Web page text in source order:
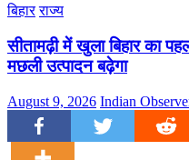
बिहार राज्य
सीतामढ़ी में खुला बिहार का
मछली उत्पादन बढ़ेगा
August 9, 2026 Indian